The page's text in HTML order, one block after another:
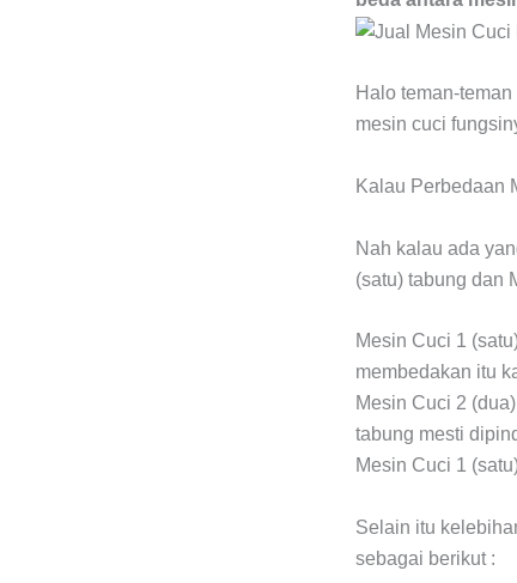
Halo teman-
mesin cuci
Kalau Perbedaan
Nah kalau ada
(satu) tabung dan
Mesin Cuci 1
membedakan itu
Mesin Cuci 2
tabung mesti
Mesin Cuci 1
Selain itu
sebagai berikut :